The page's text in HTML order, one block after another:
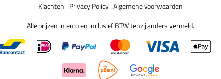
Algemene voorwaarden
Privacy Policy
Klachten
Alle prijzen in euro en inclusief BTW tenzij anders vermeld.